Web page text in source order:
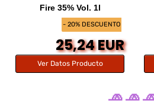
- 20% DESCUENTO
Fire 35% Vol. 1l
25,24 EUR
Ver Datos Producto
🧢 🧢